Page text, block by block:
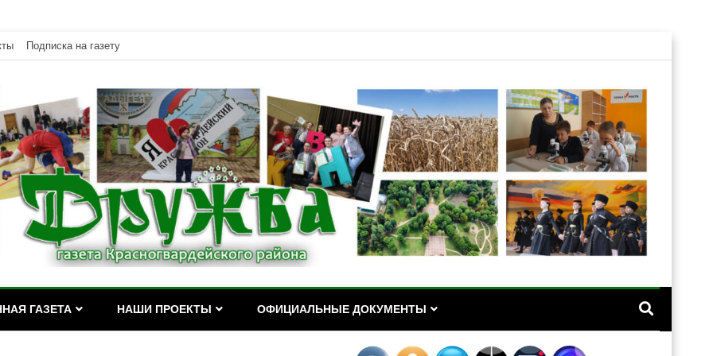
Подписка на газету
района РА
ГАЗЕТА НАШИ ПРОЕКТЫ ОФИЦИАЛЬНЫЕ ДОКУМЕНТЫ